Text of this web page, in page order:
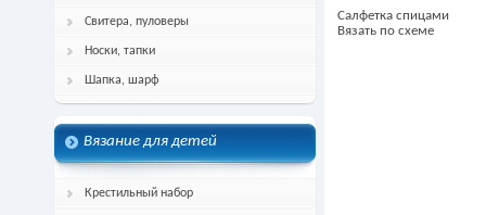
Свитера, пуловеры
Носки, тапки
Шапка, шарф
Вязание для детей
Крестильный набор
Салфетка спицами
Вязать по схеме